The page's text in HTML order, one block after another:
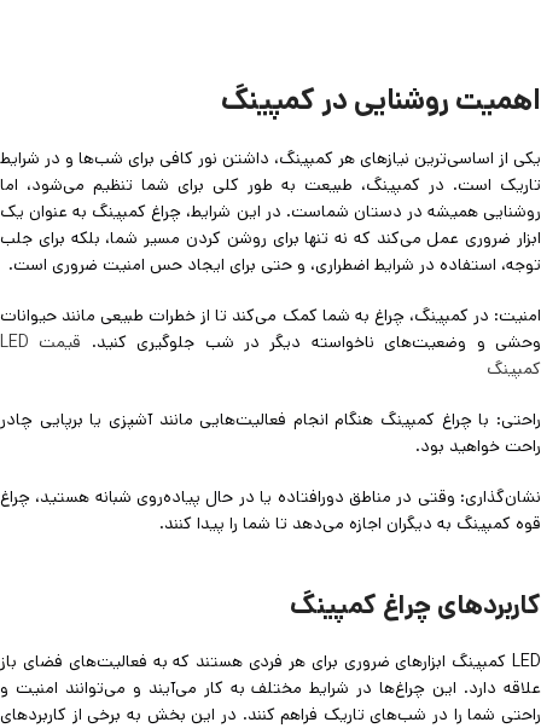
اهمیت روشنایی در کمپینگ
یکی از اساسی‌ترین نیازهای هر کمپینگ، داشتن نور کافی برای شب‌ها و در شرایط
تاریک است. در کمپینگ، طبیعت به طور کلی برای شما تنظیم می‌شود، اما
روشنایی همیشه در دستان شماست. در این شرایط، چراغ کمپینگ به عنوان یک
ابزار ضروری عمل می‌کند که نه تنها برای روشن کردن مسیر شما، بلکه برای جلب
توجه، استفاده در شرایط اضطراری، و حتی برای ایجاد حس امنیت ضروری است.
امنیت: در کمپینگ، چراغ به شما کمک می‌کند تا از خطرات طبیعی مانند حیوانات
وحشی و وضعیت‌های ناخواسته دیگر در شب جلوگیری کنید.
قیمت LED
کمپینگ
راحتی: با چراغ کمپینگ هنگام انجام فعالیت‌هایی مانند آشپزی یا برپایی چادر
راحت خواهید بود.
نشان‌گذاری: وقتی در مناطق دورافتاده یا در حال پیاده‌روی شبانه هستید، چراغ
قوه کمپینگ به دیگران اجازه می‌دهد تا شما را پیدا کنند.
کاربردهای چراغ کمپینگ
LED کمپینگ ابزارهای ضروری برای هر فردی هستند که به فعالیت‌های فضای باز
علاقه دارد. این چراغ‌ها در شرایط مختلف به کار می‌آیند و می‌توانند امنیت و
راحتی شما را در شب‌های تاریک فراهم کنند. در این بخش به برخی از کاربردهای